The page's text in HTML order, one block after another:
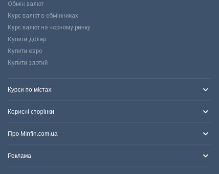
Обмін валют
Курс валют в обмінниках
Курс валют на чорному ринку
Купити долар
Купити євро
Купити злотий
Курси по містах
Корисні сторінки
Про Minfin.com.ua
Реклама